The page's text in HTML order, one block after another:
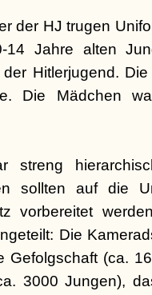
der HJ trugen
14 Jahre alten
Hitlerjugend.
Die Mädchen
streng
sollten auf die
vorbereitet
Die
Gefolgschaft (ca.
3000 Jungen),